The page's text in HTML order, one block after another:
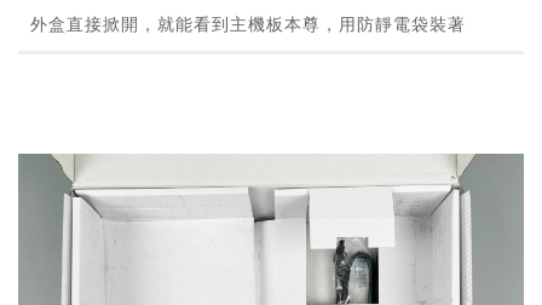
外盒直接掀開，就能看到主機板本尊，用防靜電袋裝著